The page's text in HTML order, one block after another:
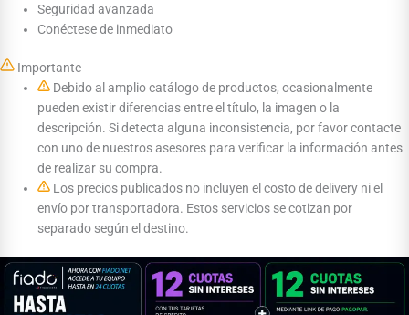
Seguridad avanzada
Conéctese de inmediato
Importante
Debido al amplio catálogo de productos, ocasionalmente
pueden existir diferencias entre el título, la imagen o la
descripción. Si detecta alguna inconsistencia, por favor contacte
con uno de nuestros asesores para verificar la información antes
de realizar su compra.
Los precios publicados no incluyen el costo de delivery ni el
envío por transportadora. Estos servicios se cotizan por
separado según el destino.